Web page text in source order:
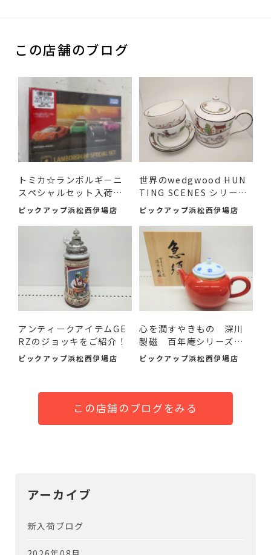
この店舗のブログ
トミカ☆ランボルギーニ
スペシャルセット入荷し
まし...
ピックアップ浜松西伊場店
世界のwedgwood HUN
TING SCENES シリーズ
のアイテ...
ピックアップ浜松西伊場店
アンティークアイテムGE
RZのジョッキをご紹介！
ピックアップ浜松西伊場店
心を潤すやきもの 深川
製磁 百年庵シリーズの
急...
ピックアップ浜松西伊場店
この店舗のブログをみる
アーカイブ
新入荷ブログ